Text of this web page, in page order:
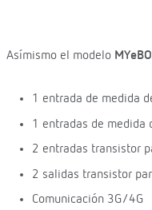
Asímismo el modelo
1 entrada de medida
1 entradas de medida
2 entradas transistor
2 salidas transistor
Comunicación 3G/4G